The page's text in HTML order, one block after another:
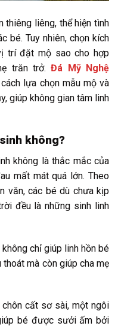
thiêng liêng, thể hiện tình
bé. Tuy nhiên, chọn kích
trí đặt mộ sao cho hợp
trăn trở.Đá Mỹ Nghệ
lựa chọn mẫu mộ và
giúp không gian tâm linh
không?
không là thắc mắc của
mất mát quá lớn. Theo
văn, các bé dù chưa kịp
đều là những sinh linh
chỉ giúp linh hồn bé
mà còn giúp cha mẹ
cất sơ sài, một ngôi
bé được sưởi ấm bởi